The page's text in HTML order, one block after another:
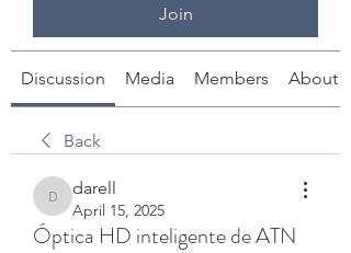
Join
Discussion Media Members About
Back
darell
darell
April 15, 2025
Óptica HD inteligente de ATN